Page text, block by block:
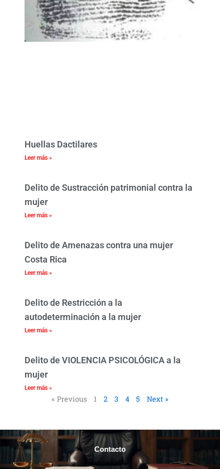
Huellas Dactilares
Leer más »
Delito de Sustracción patrimonial contra la
mujer
Leer más »
Delito de Amenazas contra una mujer
Costa Rica
Leer más »
Delito de Restricción a la
autodeterminación a la mujer
Leer más »
Delito de VIOLENCIA PSICOLÓGICA a la
mujer
Leer más »
« Previous 1 2 3 4 5 Next »
Contacto